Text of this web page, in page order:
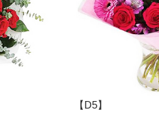
【D5】